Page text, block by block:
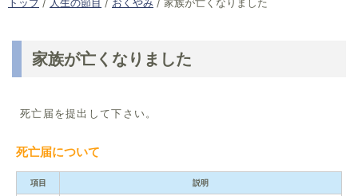
現
位
トップ/ 人生の節目 / おくやみ / 家族が亡くなりました
家族が亡くなりました
死亡届を提出して下さい。
死亡届について
項目 説明